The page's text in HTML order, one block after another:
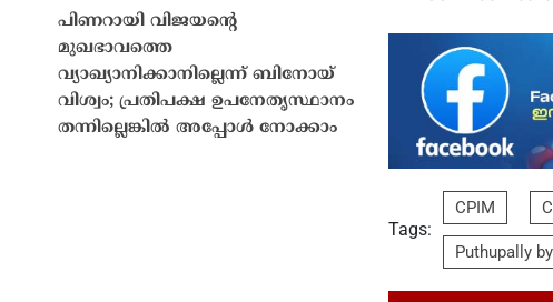
Tags:
CPIM
Puthupally
പിണറായി വിജയൻ്റെ
മുഖഭാവത്തെ
വ്യാഖ്യാനിക്കാനില്ലെന്ന് ബിനോയ്
വിശ്വം; പ്രതിപക്ഷ ഉപനേതൃസ്ഥാനം
തന്നില്ലെങ്കിൽ അപ്പോൾ നോക്കാം